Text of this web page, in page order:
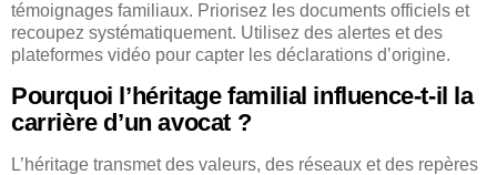
témoignages familiaux. Priorisez les documents officiels et
recoupez systématiquement. Utilisez des alertes et des
plateformes vidéo pour capter les déclarations d’origine.
Pourquoi l’héritage familial influence-t-il la
carrière d’un avocat ?
L’héritage transmet des valeurs, des réseaux et des repères